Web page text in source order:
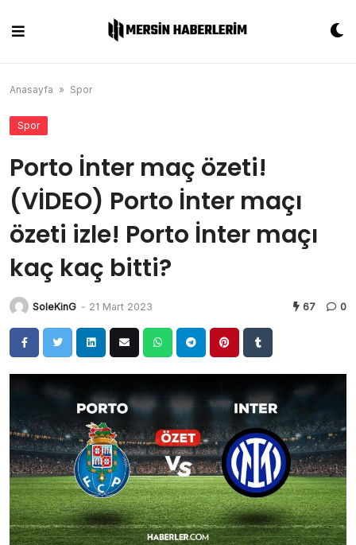
content
Anasayfa » Spor
Spor
Porto İnter maç özeti!
(VİDEO) Porto İnter maçı
özeti izle! Porto İnter maçı
kaç kaç bitti?
SoleKinG - 21 Mart 2023 67 0